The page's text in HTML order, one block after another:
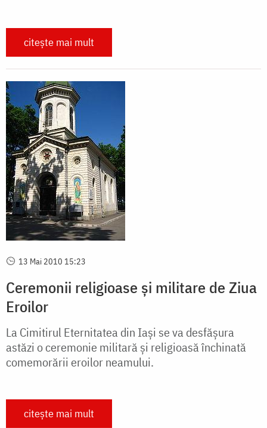
citește mai mult
13 Mai 2010 15:23
Ceremonii religioase și militare de Ziua
Eroilor
La Cimitirul Eternitatea din Iași se va desfășura
astăzi o ceremonie militară și religioasă închinată
comemorării eroilor neamului.
citește mai mult